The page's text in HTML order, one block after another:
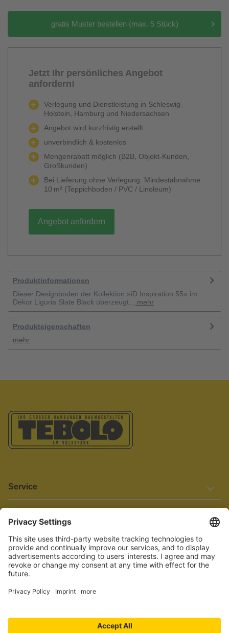
gratis Muster bestellen (max. 5 Stück)
Jetzt Ihr persönliches Angebot
anfordern!
Verlegung und Dienstleistung in Schleswig-
Holstein, Hamburg und Niedersachsen
Angebot wird kurzfristig erstellt
unverbindlich & kostenlos
Mengenrabatt möglich (B2B, Objekt-Kunden,
Großkunden)
Bei Lieferung ohne Verlegung: Mindestabnahme
10 m² (Teppichboden / PVC / Linoleum)
Angebot anfordern
Produktinformationen
Dieser Designboden der Kollektion »iD Inspiration 55« im
Dekor Liguria Slate Black überzeugt...
mehr
Produkteigenschaften
mehr
Service
Informationen
Barrierefreiheit
Wir bemühen uns, unsere Website barrierefrei zu gestalten.
Einige Inhalte und Funktionen sind derzeit jedoch noch nicht
vollständig zugänglich. Wenn Sie auf Barrieren stoßen oder Hilfe
benötigen, kontaktieren Sie uns bitte unter service[at]knutzen.de.
Vertrag widerrufen
© 2026 TEBOLO